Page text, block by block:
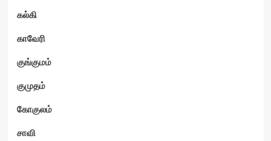
கல்கி
காவேரி
குங்குமம்
குமுதம்
கோகுலம்
சாவி